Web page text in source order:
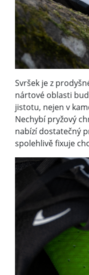
Svršek je z
nártové oblasti
jistotu, nejen v
Nechybí pryžový
nabízí dostatečný
spolehlivě fixuje